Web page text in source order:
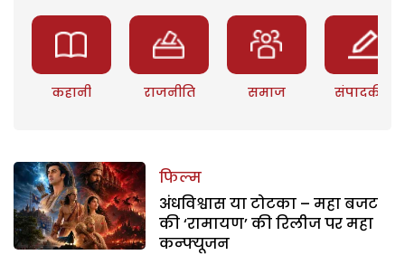
कहानी राजनीति समाज संपादकीय
फिल्म
अंधविश्वास या टोटका – महा बजट
की ‘रामायण’ की रिलीज पर महा
कन्फ्यूजन